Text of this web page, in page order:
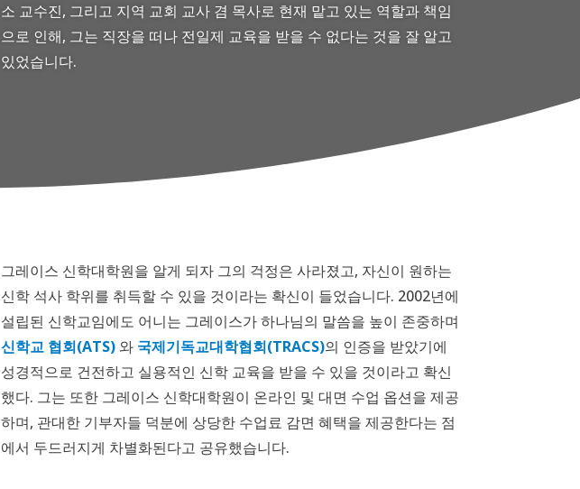
소 교수진, 그리고 지역 교회 교사 겸 목사로 현재 맡고 있는 역할과 책임
으로 인해, 그는 직장을 떠나 전일제 교육을 받을 수 없다는 것을 잘 알고
있었습니다.
그레이스 신학대학원을 알게 되자 그의 걱정은 사라졌고, 자신이 원하는
신학 석사 학위를 취득할 수 있을 것이라는 확신이 들었습니다. 2002년에
설립된 신학교임에도 어니는 그레이스가 하나님의 말씀을 높이 존중하며
신학교 협회(ATS)와 국제기독교대학협회(TRACS)의 인증을 받았기에
성경적으로 건전하고 실용적인 신학 교육을 받을 수 있을 것이라고 확신
했다. 그는 또한 그레이스 신학대학원이 온라인 및 대면 수업 옵션을 제공
하며, 관대한 기부자들 덕분에 상당한 수업료 감면 혜택을 제공한다는 점
에서 두드러지게 차별화된다고 공유했습니다.